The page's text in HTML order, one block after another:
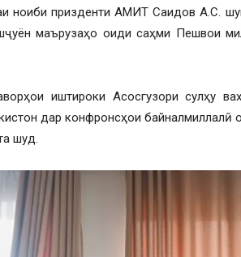
ноиби призденти АМИТ Саидов А.С.
маърузаҳо оиди саҳми Пешвои
иштироки Асосгузори сулҳу
дар конфронсҳои байналмиллалӣ
шуд.